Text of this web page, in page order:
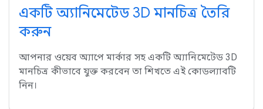
একটি অ্যানিমেটেড 3D মানচিত্র তৈরি
করুন
আপনার ওয়েব অ্যাপে মার্কার সহ একটি অ্যানিমেটেড 3D
মানচিত্র কীভাবে যুক্ত করবেন তা শিখতে এই কোডল্যাবটি
নিন।